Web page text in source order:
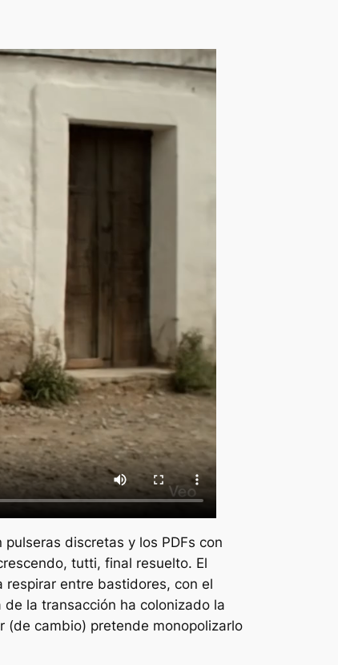
pulseras discretas y los PDFs con
tutti, final resuelto. El
entre bastidores, con el
la transacción ha colonizado la
(de cambio) pretende monopolizarlo